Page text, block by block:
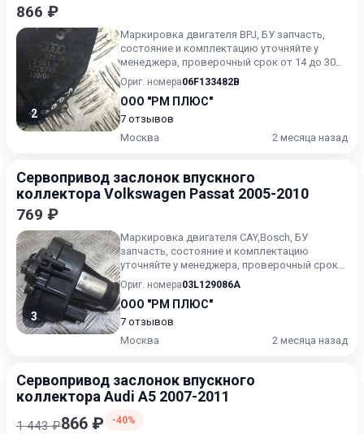
866 ₽
2
Маркировка двигателя BPJ, БУ запчасть,
состояние и комплектацию уточняйте у
менеджера, проверочный срок от 14 до 30
дней.
Ориг. номера06F133482B
ООО "РМ ПЛЮС"
7 отзывов
Москва
2 месяца назад
Сервопривод заслонок впускного
коллектора Volkswagen Passat 2005-2010
769 ₽
3
Маркировка двигателя CAY,Bosch, БУ
запчасть, состояние и комплектацию
уточняйте у менеджера, проверочный срок
от 14 до 30 дней.
Ориг. номера03L129086A
ООО "РМ ПЛЮС"
7 отзывов
Москва
2 месяца назад
Сервопривод заслонок впускного
коллектора Audi A5 2007-2011
1 443 ₽866 ₽ -40%